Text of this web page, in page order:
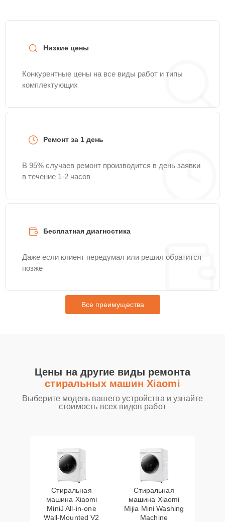
Низкие цены
Конкурентные цены на все виды работ и типы
комплектующих
Ремонт за 1 день
В 95% случаев ремонт производится в день заявки
в течение 1-2 часов
Бесплатная диагностика
Даже если клиент передумал или решил обратится
позже
Все преимущества
Цены на другие виды ремонта
стиральных машин Xiaomi
Выберите модель вашего устройства и узнайте
стоимость всех видов работ
Стиральная
машина Xiaomi
MiniJ All-in-one
Wall-Mounted V2
Стиральная
машина Xiaomi
Mijia Mini Washing
Machine